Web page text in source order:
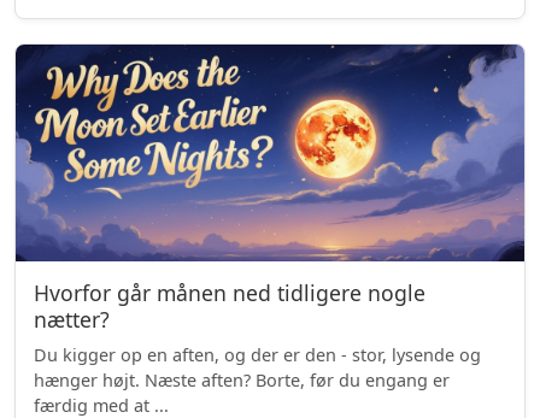
Hvorfor går månen ned tidligere nogle
nætter?
Du kigger op en aften, og der er den - stor, lysende og
hænger højt. Næste aften? Borte, før du engang er
færdig med at ...